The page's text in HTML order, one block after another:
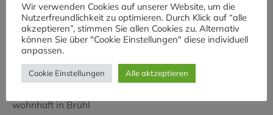
Kontakt
wohnhaft in Brühl
Wir verwenden Cookies auf unserer Website, um die
Nutzerfreundlichkeit zu optimieren. Durch Klick auf “alle
akzeptieren”, stimmen Sie allen Cookies zu. Alternativ
können Sie über "Cookie Einstellungen" diese individuell
anpassen.
Cookie Einstellungen Alle aktzeptieren